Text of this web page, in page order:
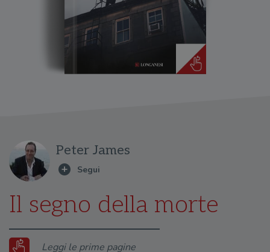
Peter James
Il segno della morte
Leggi le prime pagine